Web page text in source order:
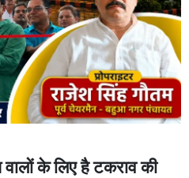
के लिए है टकराव की